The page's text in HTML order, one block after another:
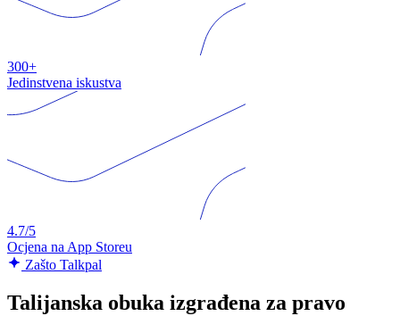
300+
Jedinstvena iskustva
4.7/5
Ocjena na App Storeu
Zašto Talkpal
Talijanska obuka izgrađena za pravo